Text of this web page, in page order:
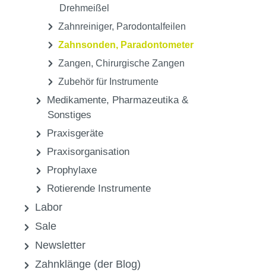
Drehmeißel
Zahnreiniger, Parodontalfeilen
Zahnsonden, Paradontometer
Zangen, Chirurgische Zangen
Zubehör für Instrumente
Medikamente, Pharmazeutika &
Sonstiges
Praxisgeräte
Praxisorganisation
Prophylaxe
Rotierende Instrumente
Labor
Sale
Newsletter
Zahnklänge (der Blog)